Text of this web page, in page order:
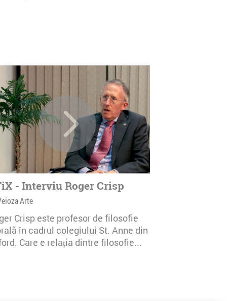
- Interviu Roger Crisp
Arte
Crisp este profesor de filosofie
în cadrul colegiului St. Anne din
Care e relația dintre filosofie...